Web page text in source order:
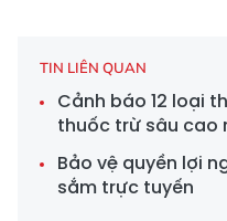
TIN LIÊN QUAN
Cảnh báo 12 loại
thuốc trừ sâu cao
Bảo vệ quyền lợi
sắm trực tuyến